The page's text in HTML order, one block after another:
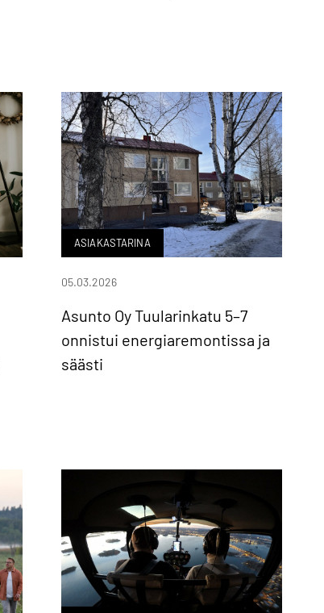
ASIAKASTARINA
Asunto Oy Tuularinkatu 5–7
onnistui energiaremontissa ja
säästi
05.03.2026